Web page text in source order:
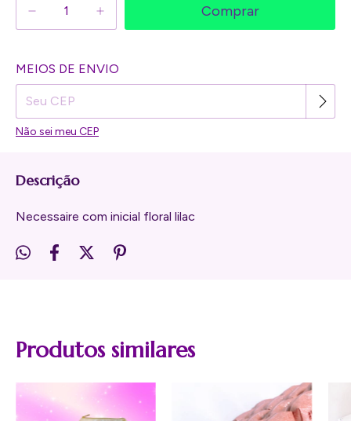
Entregas para o CEP:
MEIOS DE ENVIO
Não sei meu CEP
Descrição
Necessaire com inicial floral lilac
Produtos similares